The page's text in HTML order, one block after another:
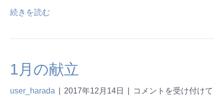
続きを読む
1月の献立
user_harada 2017年12月14日
コメントを受け付けて